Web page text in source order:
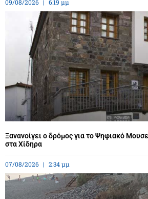
09/08/2026 6:19 μμ
Ξανανοίγει ο δρόμος για το Ψηφιακό
στα Χίδηρα
07/08/2026 2:34 μμ